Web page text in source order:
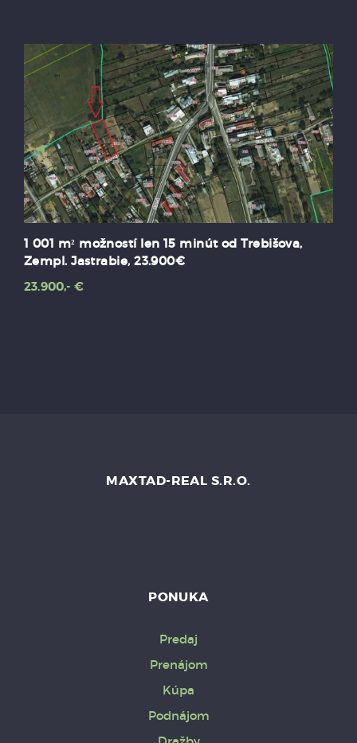
Stavať môžete prakticky okamžite, 728 m²,
stavebné povolenie + projekt
59.000,- €
MAXTAD-REAL S.R.O.
PONUKA
Predaj
Prenájom
Kúpa
Podnájom